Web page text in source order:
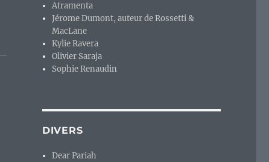
Atramenta
Jérome Dumont, auteur de Rossetti &
MacLane
Kylie Ravera
Olivier Saraja
Sophie Renaudin
DIVERS
Dear Pariah